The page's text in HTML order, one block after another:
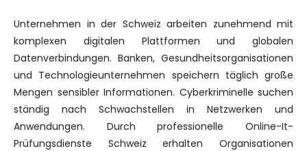
Unternehmen in der Schweiz arbeiten zunehmend mit
komplexen digitalen Plattformen und globalen
Datenverbindungen. Banken, Gesundheitsorganisationen
und Technologieunternehmen speichern täglich große
Mengen sensibler Informationen. Cyberkriminelle suchen
ständig nach Schwachstellen in Netzwerken und
Anwendungen. Durch professionelle Online-It-
Prüfungsdienste Schweiz erhalten Organisationen